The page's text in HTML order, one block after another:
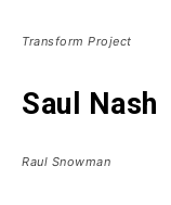
Transform Project
Saul Nash
Raul Snowman